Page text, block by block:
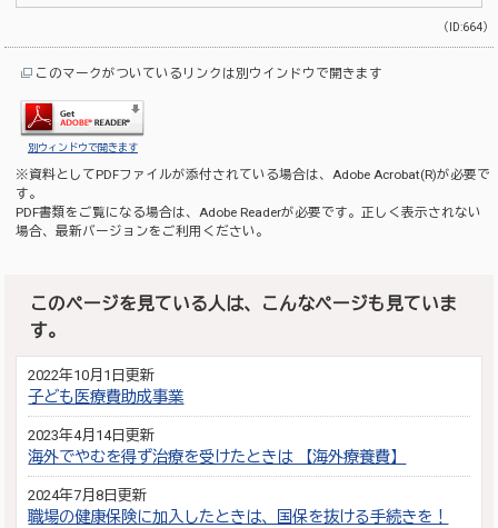
（ID:664）
このマークがついているリンクは別ウインドウで開きます
別ウィンドウで開きます
※資料としてPDFファイルが添付されている場合は、 Adobe Acrobat(R)が必要で
す。
PDF書類をご覧になる場合は、 Adobe Readerが必要です。正しく表示されない
場合、最新バージョンをご利用ください。
このページを見ている人は、こんなページも見ていま
す。
2022年10月1日更新
子ども医療費助成事業
2023年4月14日更新
海外でやむを得ず治療を受けたときは 【海外療養費】
2024年7月8日更新
職場の健康保険に加入したときは、国保を抜ける手続きを！